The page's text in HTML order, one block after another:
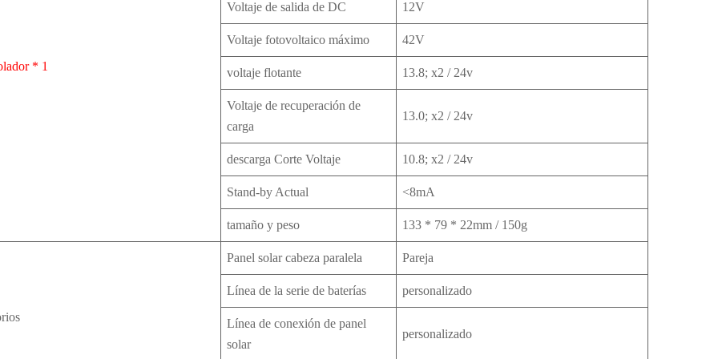
* 1
Voltaje de salida de DC 12V
Voltaje fotovoltaico máximo 42V
voltaje flotante 13.8; x2 / 24v
Voltaje de recuperación de
carga
13.0; x2 / 24v
descarga Corte Voltaje 10.8; x2 / 24v
Stand-by Actual <8mA
tamaño y peso 133 * 79 * 22mm / 150g
Panel solar cabeza paralela Pareja
Línea de la serie de baterías personalizado
Línea de conexión de panel
solar
personalizado